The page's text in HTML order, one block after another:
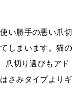
使い勝手の悪い爪切
しまいます。猫の
爪切り選びもアド
さみタイプよりギ